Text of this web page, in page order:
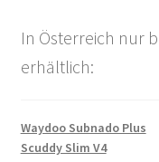
In Österreich nur
erhältlich:
Waydoo Subnado Plus
Scuddy Slim V4